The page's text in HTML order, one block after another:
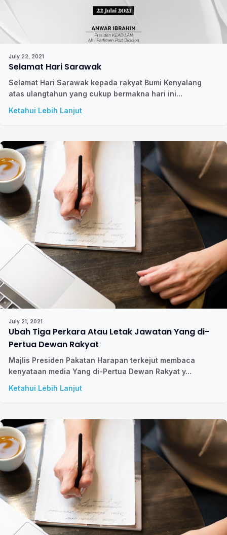
July 22, 2021
Selamat Hari Sarawak
Selamat Hari Sarawak kepada rakyat Bumi Kenyalang
atas ulangtahun yang cukup bermakna hari ini...
Ketahui Lebih Lanjut
July 21, 2021
Ubah Tiga Perkara Atau Letak Jawatan Yang di-
Pertua Dewan Rakyat
Majlis Presiden Pakatan Harapan terkejut membaca
kenyataan media Yang di-Pertua Dewan Rakyat y...
Ketahui Lebih Lanjut